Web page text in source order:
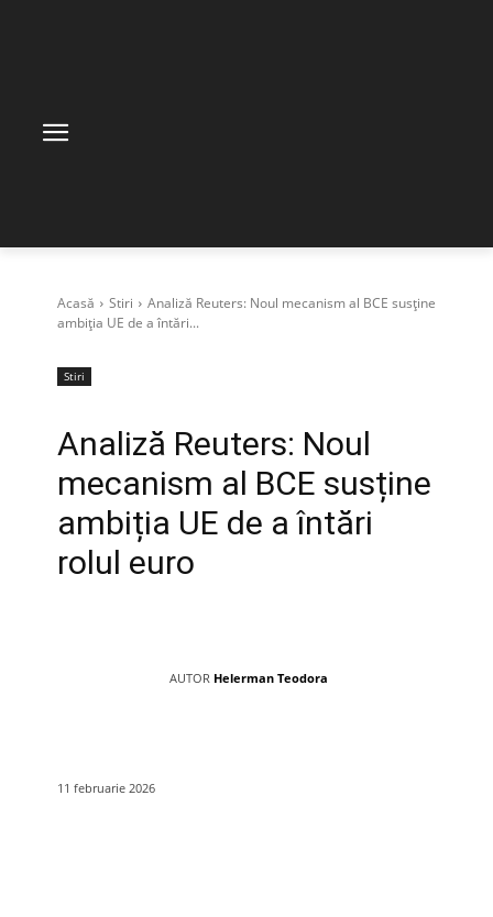
Acasă Stiri
Analiză Reuters: Noul mecanism al BCE susține
ambiția UE de a întări...
Stiri
Analiză Reuters: Noul
mecanism al BCE susține
ambiția UE de a întări
rolul euro
AUTOR Helerman Teodora
11 februarie 2026